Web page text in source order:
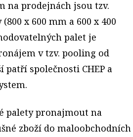
na prodejnách jsou tzv.
x 600 mm a 600 x 400
palet je
v tzv. pooling od
společnosti CHEP a
palety pronajmout na
zboží do maloobchodních